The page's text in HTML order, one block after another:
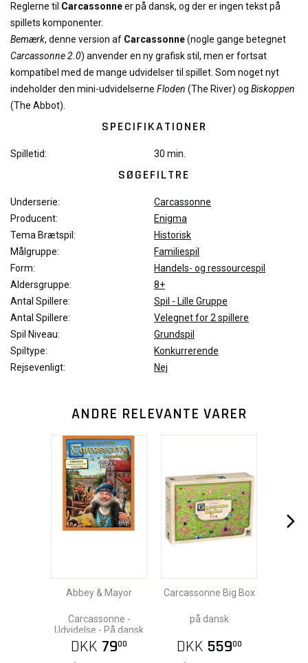
Reglerne til Carcassonneer på dansk, og der er ingen tekst på
spillets komponenter.
Bemærk, denne version af Carcassonne(nogle gange betegnet
Carcassonne 2.0) anvender en ny grafisk stil, men er fortsat
kompatibel med de mange udvidelser til spillet. Som noget nyt
indeholder den mini-udvidelserne Floden (The River) og Biskoppen
(The Abbot).
SPECIFIKATIONER
Spilletid: 30 min.
SØGEFILTRE
Underserie:
Carcassonne
Producent:
Enigma
Tema Brætspil:
Historisk
Målgruppe:
Familiespil
Form:
Handels- og ressourcespil
Aldersgruppe:
8+
Antal Spillere:
Spil - Lille Gruppe
Antal Spillere:
Velegnet for 2 spillere
Spil Niveau:
Grundspil
Spiltype:
Konkurrerende
Rejsevenligt:
Nej
ANDRE RELEVANTE VARER
Abbey & Mayor
Carcassonne -
Udvidelse - På dansk
DKK 7900
Carcassonne Big Box
på dansk
DKK 55900